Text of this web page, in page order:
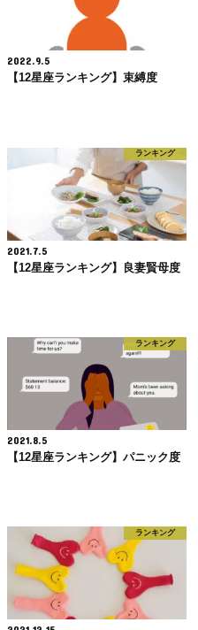
2022.9.5
【12星座ランキング】束縛度
ランキング
2021.7.5
【12星座ランキング】良妻賢母度
ランキング
2021.8.5
【12星座ランキング】パニック度
ランキング